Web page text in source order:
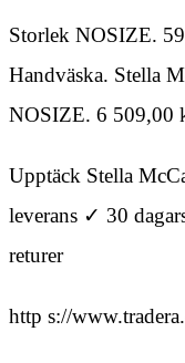
Storlek NOSIZE.
Handväska. Stella
NOSIZE. 6 509,00
Upptäck Stella
leverans ✓ 30
returer
http s://